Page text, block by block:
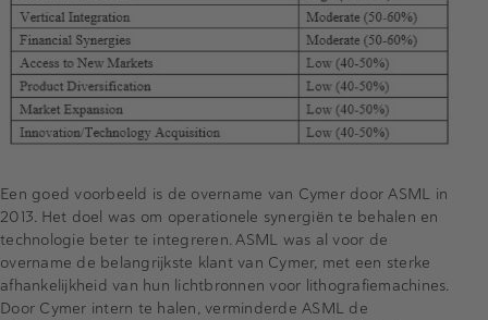
Een goed voorbeeld is de overname van Cymer door ASML in
2013. Het doel was om operationele synergiën te behalen en
technologie beter te integreren. ASML was al voor de
overname de belangrijkste klant van Cymer, met een sterke
afhankelijkheid van hun lichtbronnen voor lithografiemachines.
Door Cymer intern te halen, verminderde ASML de